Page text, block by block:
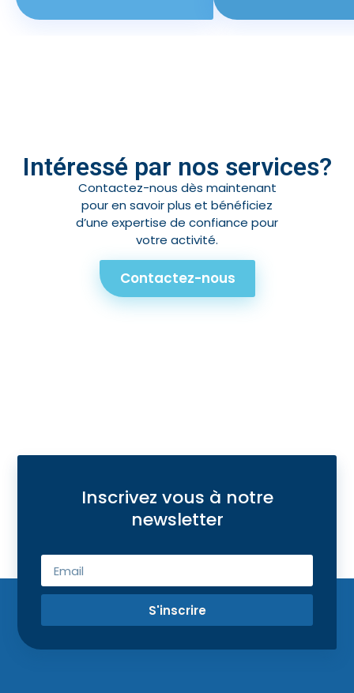
Intéressé par nos services?
Contactez-nous dès maintenant
pour en savoir plus et bénéficiez
d’une expertise de confiance pour
votre activité.
Contactez-nous
Inscrivez vous à notre
newsletter
S'inscrire